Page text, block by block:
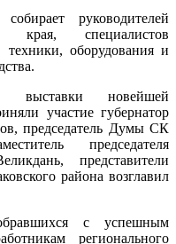
руководителей
края, специалистов
техники, оборудования и
выставки новейшей
участие губернатор
председатель Думы СК
председателя
представители
района возглавил
с успешным
регионального